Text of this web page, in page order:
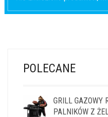
POLECANE
GRILL GAZOWY
PALNIKÓW Z